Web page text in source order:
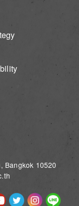
Bangkok 10520
ImageImageImage